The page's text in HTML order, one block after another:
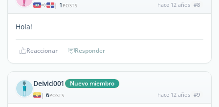
| 1 POSTS hace 12 años #8
Hola!
Reaccionar Responder
Deivid001 Nuevo miembro
| 6POSTS hace 12 años #9